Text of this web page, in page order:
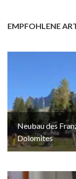
EMPFOHLENE
Neubau des
Dolomites